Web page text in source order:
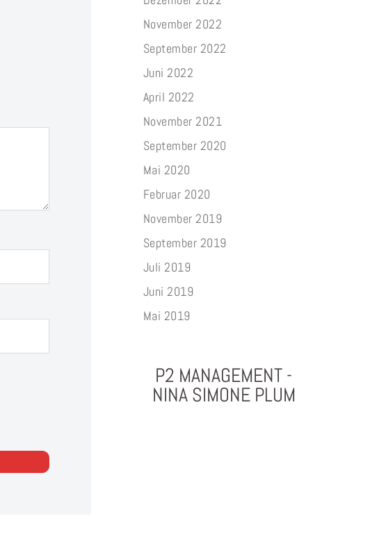
November 2022
September 2022
Juni 2022
April 2022
November 2021
September 2020
Mai 2020
Februar 2020
November 2019
September 2019
Juli 2019
Juni 2019
Mai 2019
P2 MANAGEMENT -
NINA SIMONE PLUM